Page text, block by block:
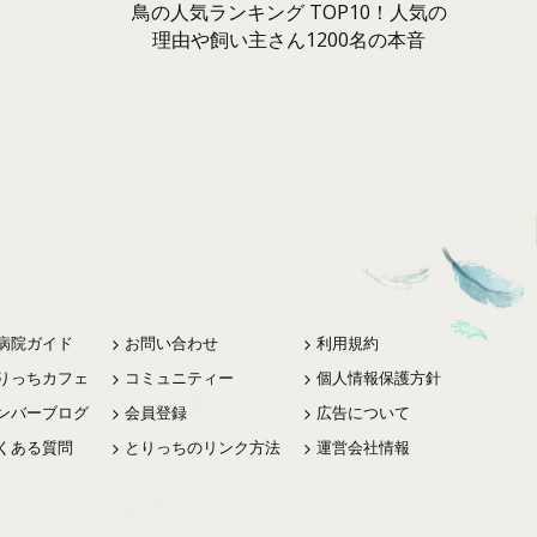
鳥の人気ランキング TOP10！人気の
理由や飼い主さん1200名の本音
院ガイド
っちカフェ
バーブログ
ある質問
お問い合わせ
コミュニティー
会員登録
とりっちのリンク方法
利用規約
個人情報保護方針
広告について
運営会社情報